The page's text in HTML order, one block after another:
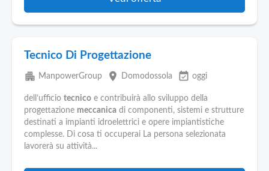
Tecnico Di Progettazione
apartment ManpowerGroup place Domodossola event_available oggi
dell’ufficio tecnico e contribuirà allo sviluppo della
progettazione meccanica di componenti, sistemi e strutture
destinati a impianti idroelettrici e opere impiantistiche
complesse. Di cosa ti occuperai La persona selezionata
lavorerà su attività...